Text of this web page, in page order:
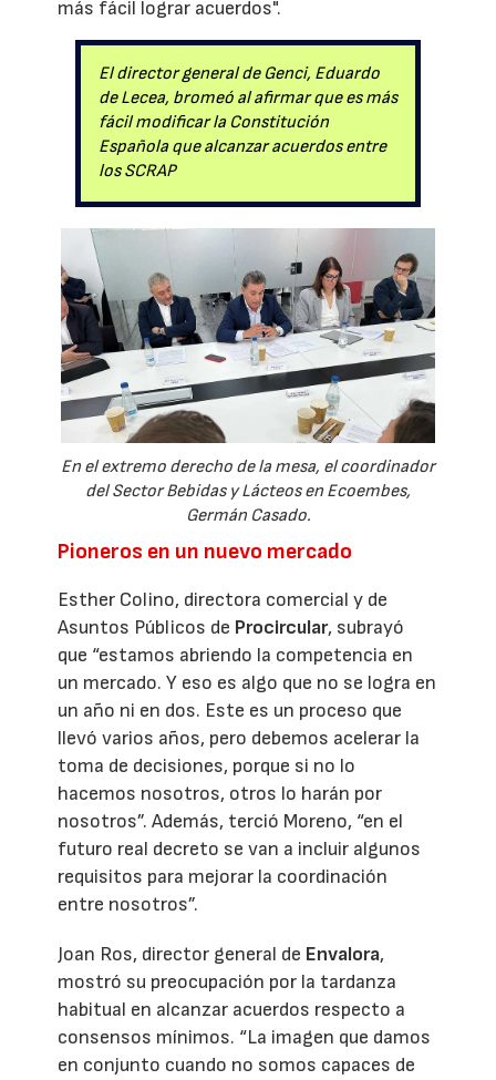
más fácil lograr acuerdos".
El director general de Genci, Eduardo
de Lecea, bromeó al afirmar que es más
fácil modificar la Constitución
Española que alcanzar acuerdos entre
los SCRAP
En el extremo derecho de la mesa, el coordinador
del Sector Bebidas y Lácteos en Ecoembes,
Germán Casado.
Pioneros en un nuevo mercado
Esther Colino, directora comercial y de
Asuntos Públicos de Procircular, subrayó
que “estamos abriendo la competencia en
un mercado. Y eso es algo que no se logra en
un año ni en dos. Este es un proceso que
llevó varios años, pero debemos acelerar la
toma de decisiones, porque si no lo
hacemos nosotros, otros lo harán por
nosotros”. Además, terció Moreno, “en el
futuro real decreto se van a incluir algunos
requisitos para mejorar la coordinación
entre nosotros”.
Joan Ros, director general de Envalora,
mostró su preocupación por la tardanza
habitual en alcanzar acuerdos respecto a
consensos mínimos. “La imagen que damos
en conjunto cuando no somos capaces de